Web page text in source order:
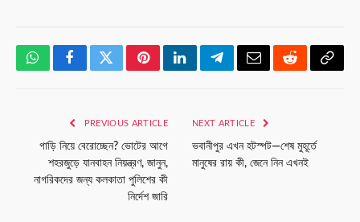
WhatsAppFacebookTwitterPinterestLinkedInTelegramEmailRedditCopy
PREVIOUS ARTICLE
গাড়ি নিয়ে বেরোচ্ছেন? ভোটের আগে
শহরজুড়ে যানবাহন নিয়ন্ত্রণ, জানুন,
নাগরিকদের জন্য কলকাতা পুলিশের কী
নির্দেশ জারি
NEXT ARTICLE
ভবানীপুর এখন হটস্পট—শেষ মুহূর্তে
মানুষের রায় কী, জেনে নিন এখনই